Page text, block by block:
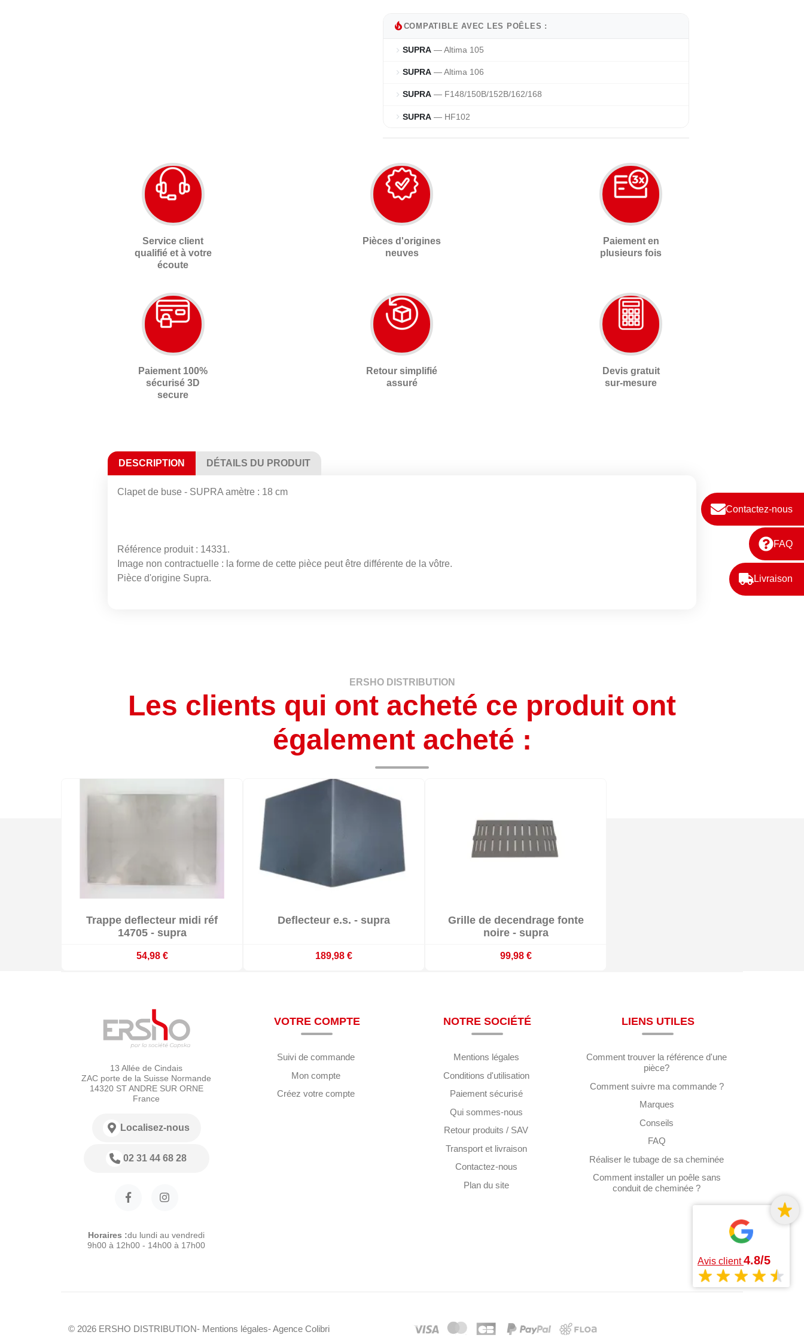
Avis client4.8/5
Contactez-nous
FAQ
Livraison
local_fire_department COMPATIBLE AVEC LES POÊLES :
chevron_right SUPRA — Altima 105
chevron_right SUPRA — Altima 106
chevron_right SUPRA — F148/150B/152B/162/168
chevron_right SUPRA — HF102
Service client
qualifié et à votre
écoute
Pièces d'origines
neuves
Paiement en
plusieurs fois
Paiement 100%
sécurisé 3D
secure
Retour simplifié
assuré
Devis gratuit
sur-mesure
DESCRIPTION DÉTAILS DU PRODUIT
Clapet de buse - SUPRA amètre : 18 cm
Référence produit : 14331.
Image non contractuelle : la forme de cette pièce peut être différente de la vôtre.
Pièce d'origine Supra.
ERSHO DISTRIBUTION
Les clients qui ont acheté ce produit ont
également acheté :
Sur commande : délai 3 à 4 semaines
Trappe deflecteur midi réf
14705 - supra
54,98 €
En stock
Deflecteur e.s. - supra
189,98 €
En stock
Grille de decendrage fonte
noire - supra
99,98 €
13 Allée de Cindais
ZAC porte de la Suisse Normande
14320 ST ANDRE SUR ORNE
France
Localisez-nous
02 31 44 68 28
Horaires :du lundi au vendredi
9h00 à 12h00 - 14h00 à 17h00
VOTRE COMPTE
Suivi de commande
Mon compte
Créez votre compte
NOTRE SOCIÉTÉ
Mentions légales
Conditions d'utilisation
Paiement sécurisé
Qui sommes-nous
Retour produits / SAV
Transport et livraison
Contactez-nous
Plan du site
LIENS UTILES
Comment trouver la référence d'une
pièce?
Comment suivre ma commande ?
Marques
Conseils
FAQ
Réaliser le tubage de sa cheminée
Comment installer un poêle sans
conduit de cheminée ?
© 2026 ERSHO DISTRIBUTION- Mentions légales- Agence Colibri